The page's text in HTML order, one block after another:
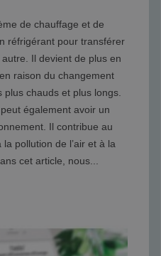
de chauffage et de
réfrigérant pour transférer
Il devient de plus en
raison du changement
plus chauds et plus longs.
également avoir un
Il contribue au
pollution de l’air et à la
cet article, nous...